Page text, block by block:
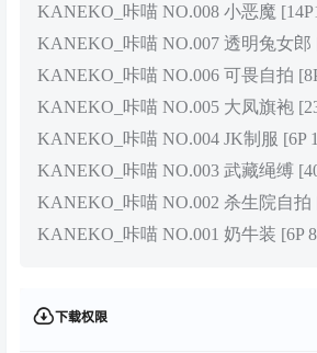
KANEKO_咔喵 NO.008 小恶魔
KANEKO_咔喵 NO.007 透明兔女郎
KANEKO_咔喵 NO.006 可畏自拍
KANEKO_咔喵 NO.005 大凤旗袍
KANEKO_咔喵 NO.004 JK制服 [6P
KANEKO_咔喵 NO.003 武藏绳缚
KANEKO_咔喵 NO.002 杀生院自拍
KANEKO_咔喵 NO.001 奶牛装 [6P
下载权限